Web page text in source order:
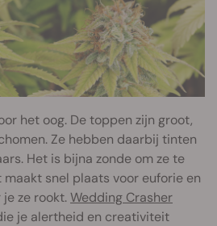
het oog. De toppen zijn groot,
Ze hebben daarbij tinten
Het is bijna zonde om ze te
snel plaats voor euforie en
ze rookt.Wedding Crasher
je alertheid en creativiteit